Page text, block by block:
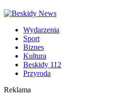
Wydarzenia
Sport
Biznes
Kultura
Beskidy 112
Przyroda
Reklama